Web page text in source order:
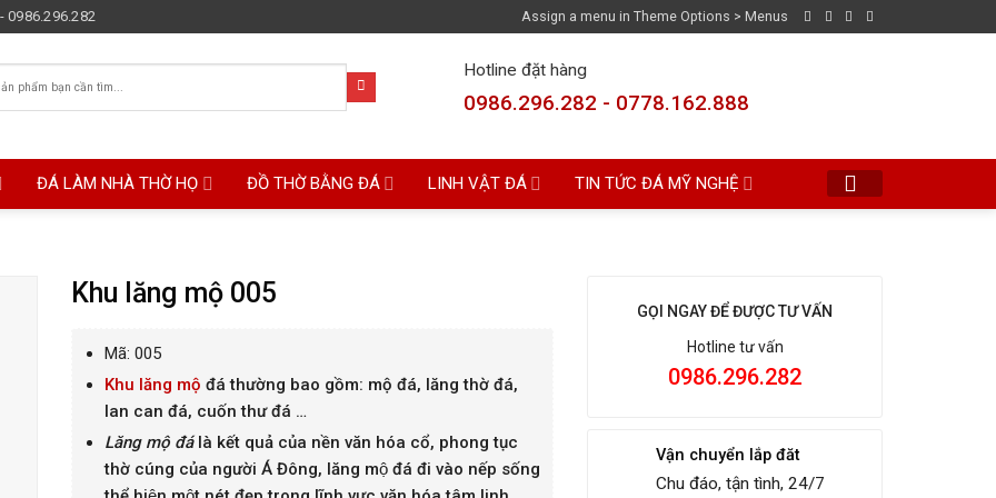
0986.296.282 Assign a menu in Theme Options > Menus
Hotline đặt hàng
0986.296.282 - 0778.162.888
ĐÁ LÀM NHÀ THỜ HỌ ĐỒ THỜ BẰNG ĐÁ LINH VẬT ĐÁ TIN TỨC ĐÁ MỸ NGHỆ
Khu lăng mộ 005
Mã: 005
Khu lăng mộ đá thường bao gồm: mộ đá, lăng thờ đá,
lan can đá, cuốn thư đá …
Lăng mộ đálà kết quả của nền văn hóa cổ, phong tục
thờ cúng của người Á Đông, lăng mộ đá đi vào nếp sống
GỌI NGAY ĐỂ ĐƯỢC TƯ VẤN
Hotline tư vấn
0986.296.282
Vận chuyển lắp đăt
Chu đáo, tận tình, 24/7